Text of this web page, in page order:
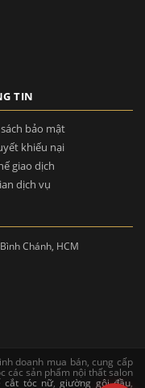
TIN
bảo mật
khiếu nại
giao dịch
dịch vụ
Chánh, HCM
doanh mua bán, cung cấp
các sản phẩm nội thất salon
cắt tóc nữ,giường gội đầu,